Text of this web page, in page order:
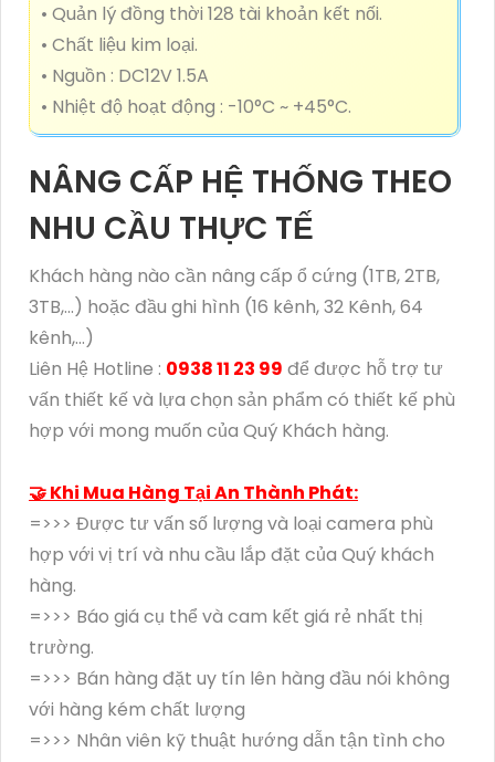
• Quản lý đồng thời 128 tài khoản kết nối.
• Chất liệu kim loại.
• Nguồn : DC12V 1.5A
• Nhiệt độ hoạt động : -10°C ~ +45°C.
NÂNG CẤP HỆ THỐNG THEO
NHU CẦU THỰC TẾ
Khách hàng nào cần nâng cấp ổ cứng (1TB, 2TB,
3TB,...) hoặc đầu ghi hình (16 kênh, 32 Kênh, 64
kênh,...)
Liên Hệ Hotline : 0938 11 23 99 để được hỗ trợ tư
vấn thiết kế và lựa chọn sản phẩm có thiết kế phù
hợp với mong muốn của Quý Khách hàng.
🤝 Khi Mua Hàng Tại An Thành Phát:
=>>> Được tư vấn số lượng và loại camera phù
hợp với vị trí và nhu cầu lắp đặt của Quý khách
hàng.
=>>> Báo giá cụ thể và cam kết giá rẻ nhất thị
trường.
=>>> Bán hàng đặt uy tín lên hàng đầu nói không
với hàng kém chất lượng
=>>> Nhân viên kỹ thuật hướng dẫn tận tình cho